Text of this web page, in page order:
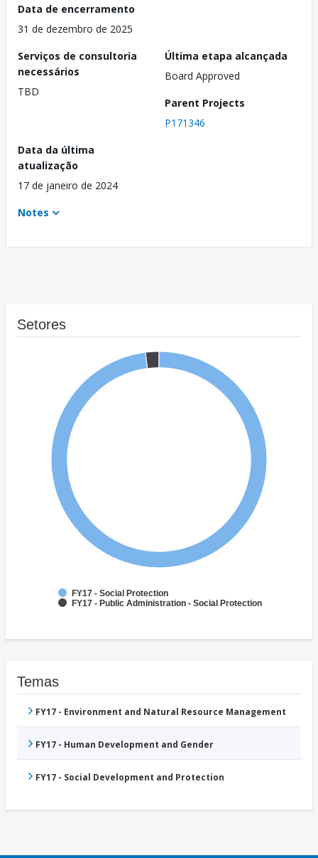
Data de encerramento
31 de dezembro de 2025
Serviços de consultoria
necessários
TBD
Última etapa alcançada
Board Approved
Parent Projects
P171346
Data da última
atualização
17 de janeiro de 2024
Notes
Setores
FY17 - Social Protection
FY17 - Public Administration - Social Protection
Temas
FY17 - Environment and Natural Resource Management
FY17 - Human Development and Gender
FY17 - Social Development and Protection